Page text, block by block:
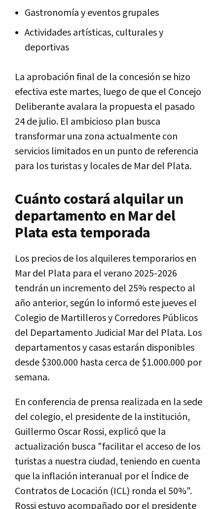
Gastronomía y eventos grupales
Actividades artísticas, culturales y
deportivas
La aprobación final de la concesión se hizo
efectiva este martes, luego de que el Concejo
Deliberante avalara la propuesta el pasado
24 de julio. El ambicioso plan busca
transformar una zona actualmente con
servicios limitados en un punto de referencia
para los turistas y locales de Mar del Plata.
Cuánto costará alquilar un
departamento en Mar del
Plata esta temporada
Los precios de los alquileres temporarios en
Mar del Plata para el verano 2025-2026
tendrán un incremento del 25% respecto al
año anterior, según lo informó este jueves el
Colegio de Martilleros y Corredores Públicos
del Departamento Judicial Mar del Plata. Los
departamentos y casas estarán disponibles
desde $300.000 hasta cerca de $1.000.000 por
semana.
En conferencia de prensa realizada en la sede
del colegio, el presidente de la institución,
Guillermo Oscar Rossi, explicó que la
actualización busca "facilitar el acceso de los
turistas a nuestra ciudad, teniendo en cuenta
que la inflación interanual por el Índice de
Contratos de Locación (ICL) ronda el 50%".
Rossi estuvo acompañado por el presidente